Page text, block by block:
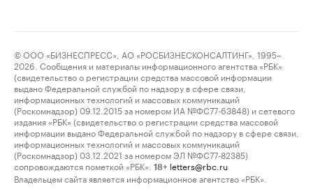
© ООО «БИЗНЕСПРЕСС», АО «РОСБИЗНЕСКОНСАЛТИНГ», 1995–
2026. Сообщения и материалы информационного агентства «РБК»
(свидетельство о регистрации средства массовой информации
выдано Федеральной службой по надзору в сфере связи,
информационных технологий и массовых коммуникаций
(Роскомнадзор) 09.12.2015 за номером ИА №ФС77-63848) и сетевого
издания «РБК» (свидетельство о регистрации средства массовой
информации выдано Федеральной службой по надзору в сфере связи,
информационных технологий и массовых коммуникаций
(Роскомнадзор) 03.12.2021 за номером ЭЛ №ФС77-82385)
сопровождаются пометкой «РБК».
18+ letters@rbc.ru
Владельцем сайта является информационное агентство «РБК».